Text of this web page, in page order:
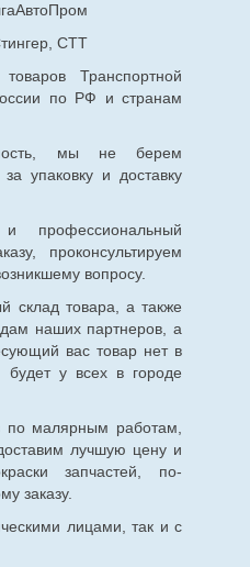
СТТ
Транспортной
по РФ и странам
мы не берем
упаковку и доставку
профессиональный
проконсультируем
вопросу.
склад товара, а также
наших партнеров, а
вас товар нет в
у всех в городе
малярным работам,
лучшую цену и
запчастей, по-
заказу.
лицами, так и с